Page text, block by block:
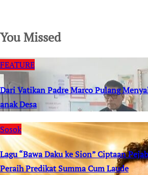
You Missed
FEATURE
Dari Vatikan Padre Marco Pulang
anak Desa
Sosok
Lagu “Bawa Daku ke Sion” Ciptaan
Peraih Predikat Summa Cum Laude